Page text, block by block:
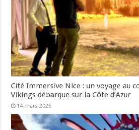
Cité Immersive Nice : un voyage au
Vikings débarque sur la Côte d’Azur
14 mars 2026